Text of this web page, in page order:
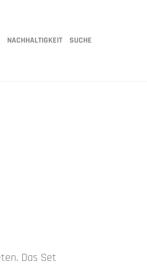
NACHHALTIGKEIT SUCHE
Das Set